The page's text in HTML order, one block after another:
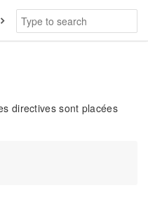
directives sont placées